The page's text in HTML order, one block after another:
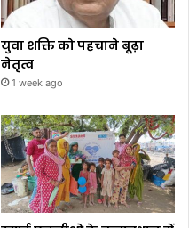
युवा शक्ति को पहचाने बूढ़ा
नेतृत्व
1 week ago